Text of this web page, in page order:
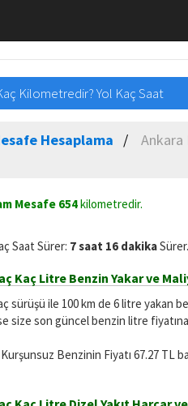
Kilometredir? Yol Kaç Saat
Hesaplama
Ankara
Mesafe 654kilometredir.
Saat Sürer: 7 saat 16 dakikaSürer.
Kaç Litre Benzin Yakar ve
sürüşü ile 100 km de 6 litre yakan
size son güncel benzin litre
Benzinin Fiyatı 67.27 TL